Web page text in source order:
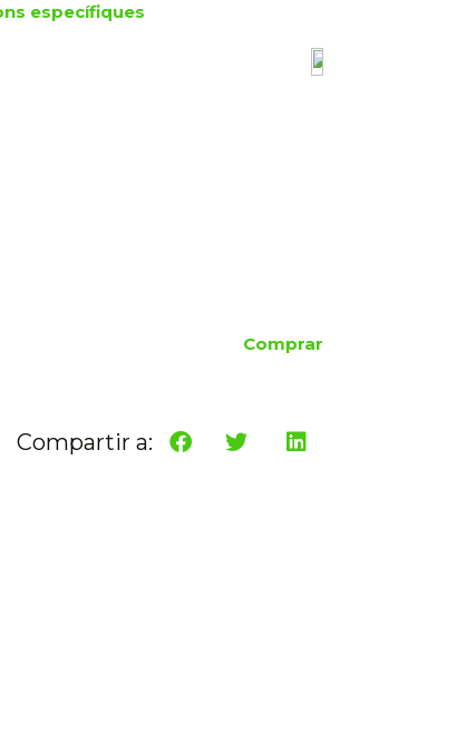
específiques
Comprar
Compartir a: